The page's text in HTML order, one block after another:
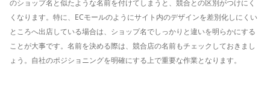
のショップ名と似たような名前を付けてしまうと、競合との区別がつけにく
くなります。特に、ECモールのようにサイト内のデザインを差別化しにくい
ところへ出店している場合は、ショップ名でしっかりと違いを明らかにする
ことが大事です。名前を決める際は、競合店の名前もチェックしておきまし
ょう。自社のポジショニングを明確にする上で重要な作業となります。